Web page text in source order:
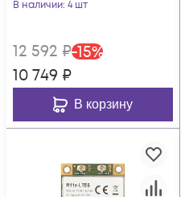
В наличии: 4 шт
12 592 ₽-15%
10 749 ₽
В корзину